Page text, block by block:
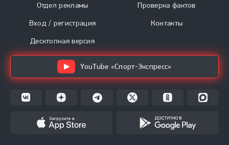
Отдел рекламы
Вход / регистрация
Десктопная версия
Проверка фактов
Контакты
YouTube «Спорт-Экспресс»